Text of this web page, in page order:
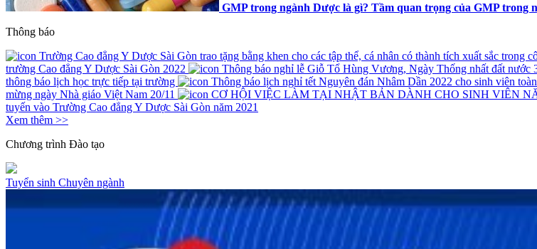
GMP trong ngành Dược là gì? Tầm quan trọng của GMP trong
Thông báo
Trường Cao đẳng Y Dược Sài Gòn trao tặng bằng khen cho các tập thể, cá nhân có thành tích xuất sắc trong
trường Cao đẳng Y Dược Sài Gòn 2022
Thông báo nghỉ lễ Giỗ Tổ Hùng Vương, Ngày Thống nhất đất nước
thông báo lịch học trực tiếp tại trường
Thông báo lịch nghỉ tết Nguyên đán Nhâm Dần 2022 cho sinh viên
mừng ngày Nhà giáo Việt Nam 20/11
CƠ HỘI VIỆC LÀM TẠI NHẬT BẢN DÀNH CHO SINH VIÊN
tuyến vào Trường Cao đẳng Y Dược Sài Gòn năm 2021
Xem thêm >>
Chương trình Đào tạo
Tuyển sinh Chuyên ngành